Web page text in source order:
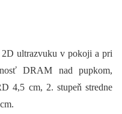
ultrazvuku v pokoji a pri
DRAM nad pupkom,
4,5 cm, 2. stupeň stredne